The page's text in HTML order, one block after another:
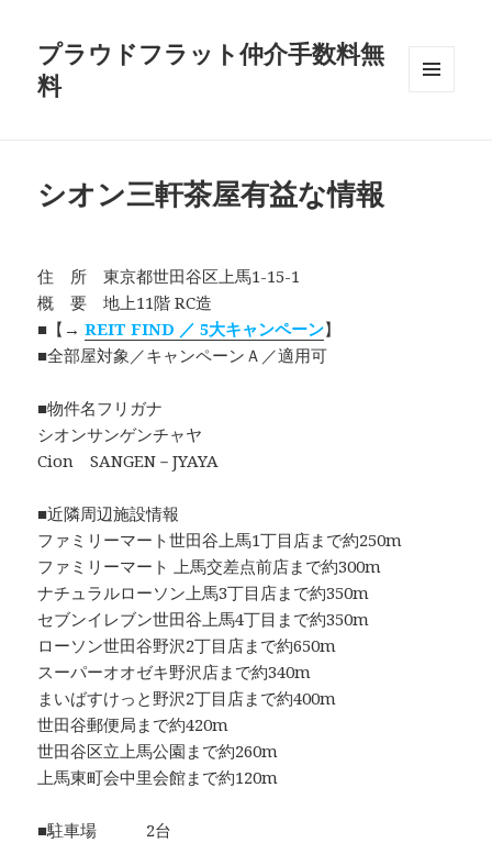
プラウドフラット仲介手数料無
料
シオン三軒茶屋有益な情報
住 所 東京都世田谷区上馬1-15-1
概 要 地上11階 RC造
■【→REIT FIND ／ 5大キャンペーン】
■全部屋対象／キャンペーンＡ／適用可
■物件名フリガナ
シオンサンゲンチャヤ
Cion SANGEN－JYAYA
■近隣周辺施設情報
ファミリーマート世田谷上馬1丁目店まで約250m
ファミリーマート 上馬交差点前店まで約300m
ナチュラルローソン上馬3丁目店まで約350m
セブンイレブン世田谷上馬4丁目まで約350m
ローソン世田谷野沢2丁目店まで約650m
スーパーオオゼキ野沢店まで約340m
まいばすけっと野沢2丁目店まで約400m
世田谷郵便局まで約420m
世田谷区立上馬公園まで約260m
上馬東町会中里会館まで約120m
■駐車場 2台